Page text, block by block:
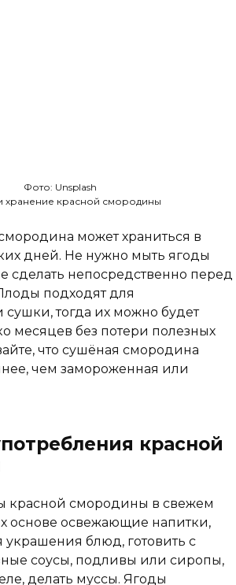
Фото: Unsplash
хранение красной смородины
может храниться в
дней. Не нужно мыть ягоды
сделать непосредственно перед
подходят для
тогда их можно будет
месяцев без потери полезных
что сушёная смородина
чем замороженная или
красной
красной смородины в свежем
основе освежающие напитки,
украшения блюд, готовить с
соусы, подливы или сиропы,
делать муссы. Ягоды